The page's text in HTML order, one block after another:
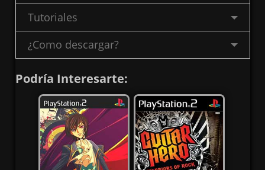
Tutoriales
¿Como descargar?
Podría Interesarte: